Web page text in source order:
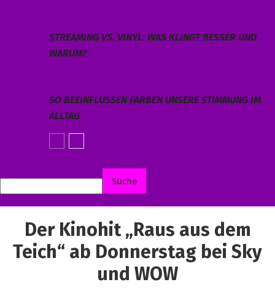
STREAMING VS. VINYL: WAS KLINGT BESSER UND
WARUM?
SO BEEINFLUSSEN FARBEN UNSERE STIMMUNG IM
ALLTAG
Der Kinohit „Raus aus dem
Teich“ ab Donnerstag bei Sky
und WOW